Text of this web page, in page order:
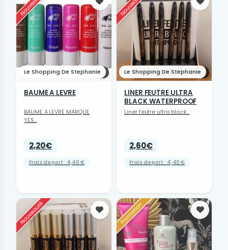
Favoris
Le Shopping De Stephanie
BAUME A LEVRE
BAUME A LEVRE MARQUE
YES...
2,20€
Frais de port : 4,40 €
Le Shopping De Stephanie
LINER FEUTRE ULTRA
BLACK WATERPROOF
Liner feutre ultra black...
2,60€
Frais de port : 4,40 €
Favoris